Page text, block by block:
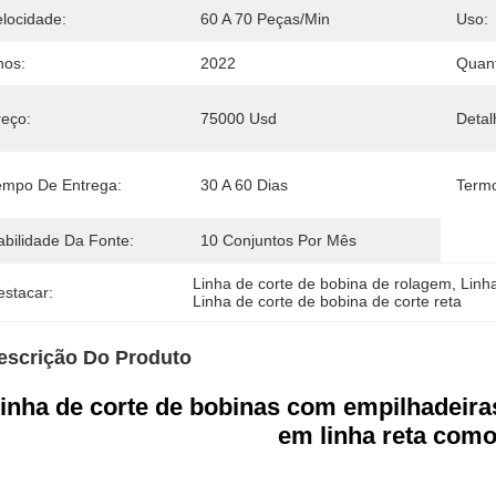
60 A 70 Peças/min Uso:
2022
75000 Usd
De Entrega: 30 A 60 Dias
Da Fonte: 10 Conjuntos Por Mês
Linha de corte de bobina de rolagem
Linha de corte de bobina de corte reta
Do Produto
de corte de bobinas com
em linha reta